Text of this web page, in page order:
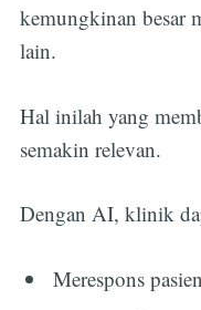
kemungkinan besar
lain.
Hal inilah yang
semakin relevan.
Dengan AI, klinik
Merespons